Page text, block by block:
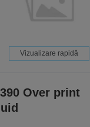
Vizualizare rapidă
Over print